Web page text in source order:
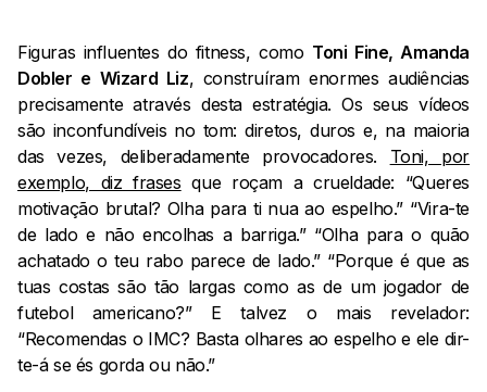
Figuras influentes do fitness, como Toni Fine, Amanda
Dobler e Wizard Liz, construíram enormes audiências
precisamente através desta estratégia. Os seus vídeos
são inconfundíveis no tom: diretos, duros e, na maioria
das vezes, deliberadamente provocadores. Toni, por
exemplo, diz frases que roçam a crueldade: “Queres
motivação brutal? Olha para ti nua ao espelho.” “Vira-te
de lado e não encolhas a barriga.” “Olha para o quão
achatado o teu rabo parece de lado.” “Porque é que as
tuas costas são tão largas como as de um jogador de
futebol americano?” E talvez o mais revelador:
“Recomendas o IMC? Basta olhares ao espelho e ele dir-
te-á se és gorda ou não.”